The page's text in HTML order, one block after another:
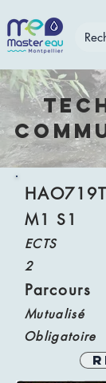
HAO719T
M1 S1
ECTS
2
Parcours
Mutualisé
Obligatoire